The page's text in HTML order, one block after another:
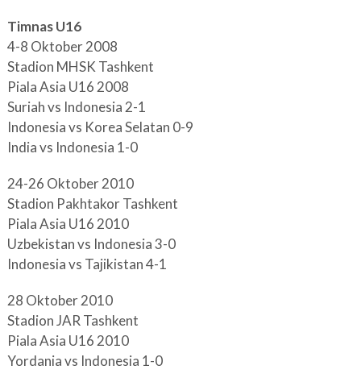
Timnas U16
4-8 Oktober 2008
Stadion MHSK Tashkent
Piala Asia U16 2008
Suriah vs Indonesia 2-1
Indonesia vs Korea Selatan 0-9
India vs Indonesia 1-0
24-26 Oktober 2010
Stadion Pakhtakor Tashkent
Piala Asia U16 2010
Uzbekistan vs Indonesia 3-0
Indonesia vs Tajikistan 4-1
28 Oktober 2010
Stadion JAR Tashkent
Piala Asia U16 2010
Yordania vs Indonesia 1-0